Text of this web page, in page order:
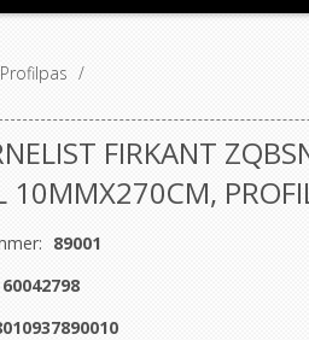
/
FIRKANT
10MMX270CM,
89001
60042798